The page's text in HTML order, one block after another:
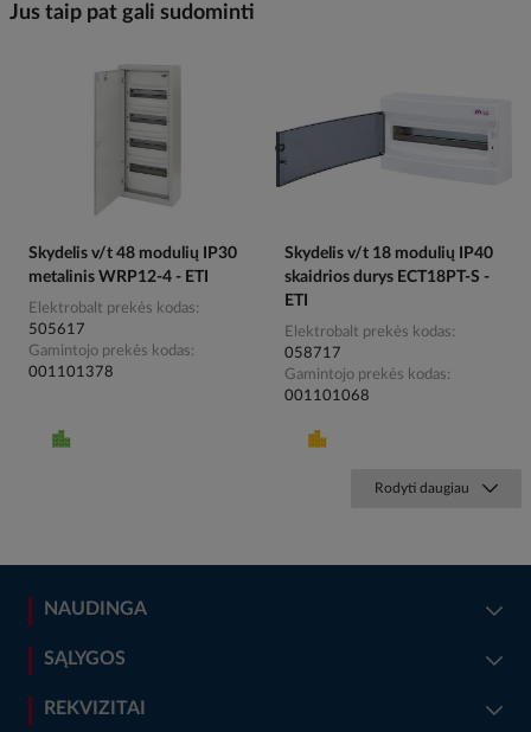
Jus taip pat gali sudominti
Skydelis v/t 48 modulių IP30
metalinis WRP12-4 - ETI
Elektrobalt prekės kodas
505617
Gamintojo prekės kodas
001101378
Skydelis v/t 18 modulių IP40
skaidrios durys ECT18PT-S -
ETI
Elektrobalt prekės kodas
058717
Gamintojo prekės kodas
001101068
Rodyti daugiau
NAUDINGA
SĄLYGOS
REKVIZITAI